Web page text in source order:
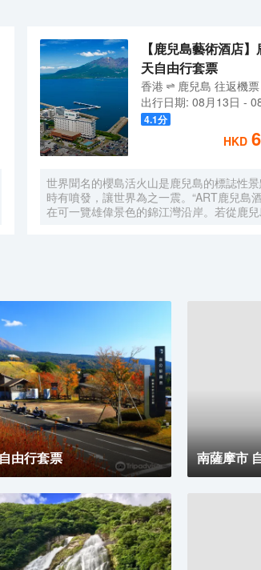
【鹿兒島藝術酒店
天自由行套票
香港 鹿兒島 往返機票
出行日期: 08月13日 -
4.1分
HKD
世界聞名的櫻島活火山是鹿兒島的標誌性
時有噴發，讓世界為之一震。“ART鹿兒島
在可一覽雄偉景色的錦江灣沿岸。若從鹿
前，沉浸在活火山的強大能量中，敬請享受
景點，裏面有薩摩藩歷代藩主“島津家”所喜
可瞭望到櫻島美景，亦有餐飲處、土特產店
施。附近有很多景點，比如“尚古集成館”，
古老的石造西式機械工廠，現改為博物館，
還有幕府末年到明治初期的珍貴西洋建築“異
世界文化遺產“明治日本的產業革命遺產”的
您還可在酒店周邊的“平川動物公園”，觀賞
等稀有動物，與大自然親密碰觸；在遠近
島水族館”，欣賞大鯨鯊在水中悠然游泳，
海豚表演秀。適合家人同遊的景點眾多，期
趣，邊逛邊吃，其樂無窮。
由行套票 南薩摩市